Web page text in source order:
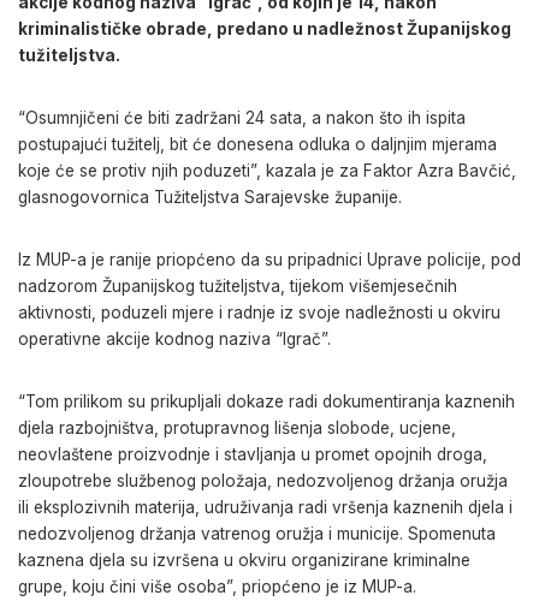
kriminalističke obrade, predano u nadležnost Županijskog
tužiteljstva.
“Osumnjičeni će biti zadržani 24 sata, a nakon što ih ispita
postupajući tužitelj, bit će donesena odluka o daljnjim mjerama
koje će se protiv njih poduzeti”, kazala je za Faktor Azra Bavčić,
glasnogovornica Tužiteljstva Sarajevske županije.
Iz MUP-a je ranije priopćeno da su pripadnici Uprave policije, pod
nadzorom Županijskog tužiteljstva, tijekom višemjesečnih
aktivnosti, poduzeli mjere i radnje iz svoje nadležnosti u okviru
operativne akcije kodnog naziva “Igrač”.
“Tom prilikom su prikupljali dokaze radi dokumentiranja kaznenih
djela razbojništva, protupravnog lišenja slobode, ucjene,
neovlaštene proizvodnje i stavljanja u promet opojnih droga,
zloupotrebe službenog položaja, nedozvoljenog držanja oružja
ili eksplozivnih materija, udruživanja radi vršenja kaznenih djela i
nedozvoljenog držanja vatrenog oružja i municije. Spomenuta
kaznena djela su izvršena u okviru organizirane kriminalne
grupe, koju čini više osoba”, priopćeno je iz MUP-a.